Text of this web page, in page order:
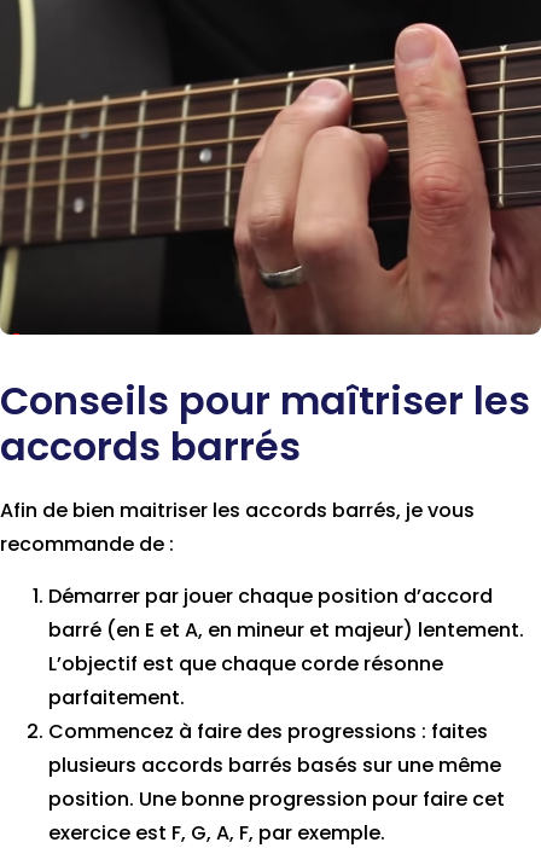
Conseils pour maîtriser les
accords barrés
Afin de bien maitriser les accords barrés, je vous
recommande de :
Démarrer par jouer chaque position d’accord
barré (en E et A, en mineur et majeur) lentement.
L’objectif est que chaque corde résonne
parfaitement.
Commencez à faire des progressions : faites
plusieurs accords barrés basés sur une même
position. Une bonne progression pour faire cet
exercice est F, G, A, F, par exemple.